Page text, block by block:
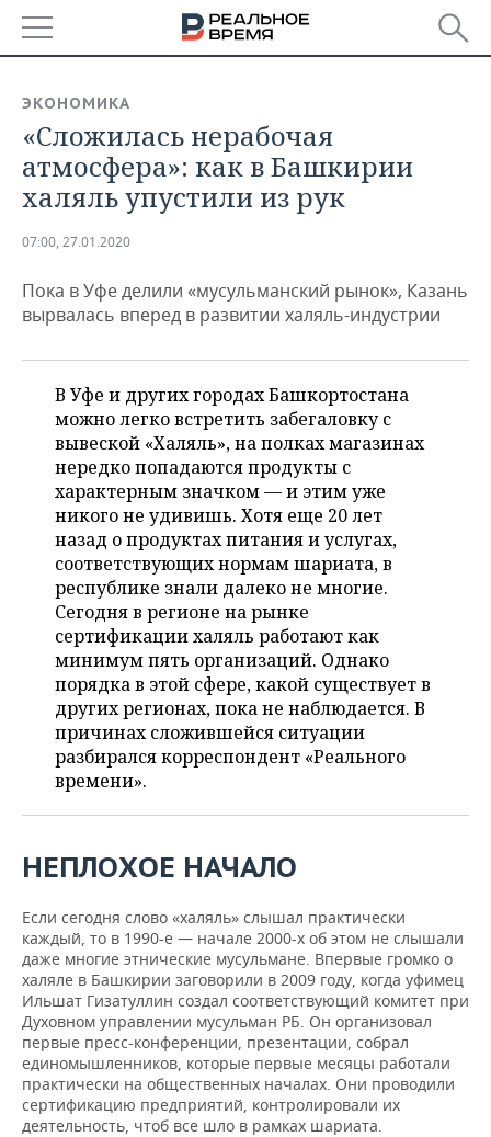
БАШКОРТОСТАН
ТАТАРСТАН
НОВОСТИ
АНАЛИТИКА
ДЕКЛАРАЦИИ О ДОХОДАХ
КОРОЛИ ГОСЗАКАЗА ПФО
КОМУ ПРИНАДЛЕЖАТ
ТОРГОВЫЕ ЦЕНТРЫ
ТАТАРСТАНА
НОВОСТИ ЭКОНОМИКИ
ФИНАНСЫ
БЮДЖЕТ
ИНВЕСТИЦИИ
ПРОМЫШЛЕННОСТЬ
НОВОСТИ
АГРОПРОМ
МАШИНОСТРОЕНИЕ
НЕФТЕХИМИЯ
НЕФТЬ
ОПК
ЭНЕРГЕТИКА
НЕДВИЖИМОСТЬ
НОВОСТИ АВТО
БИЗНЕС
НОВОСТИ БИЗНЕСА
РОЗНИЧНАЯ ТОРГОВЛЯ
ТРАНСПОРТ
УСЛУГИ
ТЕХНОЛОГИИ
НОВОСТИ ТЕХНОЛОГИЙ
МЕДИА
ТЕЛЕКОММУНИКАЦИИ
МЕРОПРИЯТИЯ
НОВОСТИ МЕРОПРИЯТИЙ
ВЫЕЗДНАЯ РЕДАКЦИЯ
БИЗНЕС-БРАНЧИ
ONLINE-КОНФЕРЕНЦИИ
ОТКРЫТАЯ ЛЕКЦИЯ
СПОРТ
НОВОСТИ СПОРТА
ФУТБОЛ
ХОККЕЙ
БАСКЕТБОЛ
ФИГУРНОЕ КАТАНИЕ
ВОДНЫЕ ВИДЫ СПОРТА
ХОККЕЙ С МЯЧОМ
ОБЩЕСТВО
НОВОСТИ ОБЩЕСТВА
ВЛАСТЬ
ИНФРАСТРУКТУРА
МЕДИЦИНА
ОБРАЗОВАНИЕ
ПРОИСШЕСТВИЯ
ФОТОГАЛЕРЕЯ
СЮЖЕТЫ
СПРАВОЧНИК
ЭКОНОМИКА
«Сложилась нерабочая
атмосфера»: как в Башкирии
халяль упустили из рук
07:00, 27.01.2020
Пока в Уфе делили «мусульманский рынок», Казань
вырвалась вперед в развитии халяль-индустрии
В Уфе и других городах Башкортостана
можно легко встретить забегаловку с
вывеской «Халяль», на полках магазинах
нередко попадаются продукты с
характерным значком — и этим уже
никого не удивишь. Хотя еще 20 лет
назад о продуктах питания и услугах,
соответствующих нормам шариата, в
республике знали далеко не многие.
Сегодня в регионе на рынке
сертификации халяль работают как
минимум пять организаций. Однако
порядка в этой сфере, какой существует в
других регионах, пока не наблюдается. В
причинах сложившейся ситуации
разбирался корреспондент «Реального
времени».
НЕПЛОХОЕ НАЧАЛО
Если сегодня слово «халяль» слышал практически
каждый, то в 1990-е — начале 2000-х об этом не слышали
даже многие этнические мусульмане. Впервые громко о
халяле в Башкирии заговорили в 2009 году, когда уфимец
Ильшат Гизатуллин создал соответствующий комитет при
Духовном управлении мусульман РБ. Он организовал
первые пресс-конференции, презентации, собрал
единомышленников, которые первые месяцы работали
практически на общественных началах. Они проводили
сертификацию предприятий, контролировали их
деятельность, чтоб все шло в рамках шариата.